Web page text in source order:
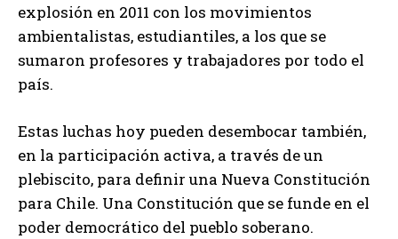
explosión en 2011 con los movimientos
ambientalistas, estudiantiles, a los que se
sumaron profesores y trabajadores por todo el
país.
Estas luchas hoy pueden desembocar también,
en la participación activa, a través de un
plebiscito, para definir una Nueva Constitución
para Chile. Una Constitución que se funde en el
poder democrático del pueblo soberano.